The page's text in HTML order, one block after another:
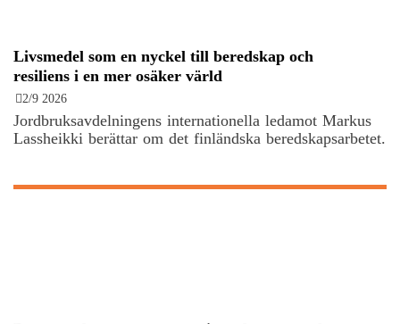
Livsmedel som en nyckel till beredskap och
resiliens i en mer osäker värld
2/9 2026
Jordbruksavdelningens internationella ledamot Markus
Lassheikki berättar om det finländska beredskapsarbetet.